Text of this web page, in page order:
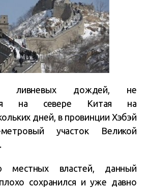
ливневых дождей, не
на севере Китая на
дней, в провинции Хэбэй
участок Великой
местных властей, данный
сохранился и уже давно